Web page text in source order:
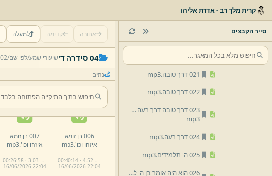
קרית מלך רב - אדרת אליהו
סייר הקבצים
018 ד מידות באדם.
mp3
020 דרך טובה.
021 דרך טובה.
mp3
022 דרך טובה.
mp3
023 דרך טובה דרך רעה סוף.
mp3
024 דרך רעה.
mp3
025 ה' תלמידים.
mp3
026 הוא היה אומר בן ה' למקרא עד הסוף.
אחורה קדימה למעלה
04 סידרה ד' שיעורי שמע/לפי שם/02 הרב אליהו זילברמן/
נתיב
אבויה הלומד ילד
וכו.mp3
00:37:12 · 4.12 MB
16/06/2026 22:04
יהושע בן לוי בכל
יום וכו.mp3
16/06/2026 22:04
006 בן זומא
איזהו וכו'.mp3
00:40:14 · 4.52 MB
16/06/2026 22:04
007 בן זומא
איזהו וכו'.mp3
00:26:58 · 3.03 MB
16/06/2026 22:04